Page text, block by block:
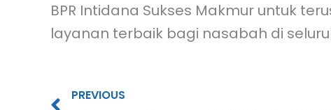
BPR Intidana Sukses Makmur untuk
layanan terbaik bagi nasabah di
Prev
PREVIOUS